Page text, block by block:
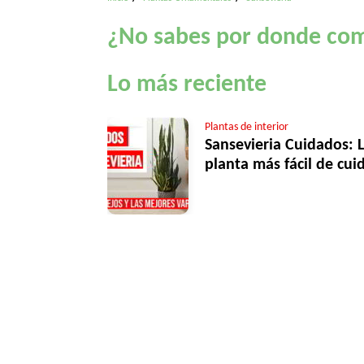
¿No sabes por donde
Lo más reciente
Plantas de interior
Sansevieria Cuidados:
planta más fácil de